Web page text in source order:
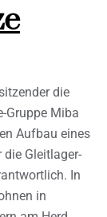
die
Gruppe Miba
Aufbau eines
Gleitlager-
In
in